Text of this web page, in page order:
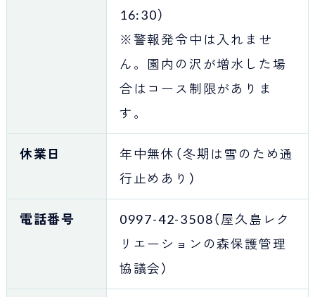
16:30）
※警報発令中は入れませ
ん。園内の沢が増水した場
合はコース制限がありま
す。
休業日
年中無休（冬期は雪のため通
行止めあり）
電話番号
0997-42-3508（屋久島レク
リエーションの森保護管理
協議会）